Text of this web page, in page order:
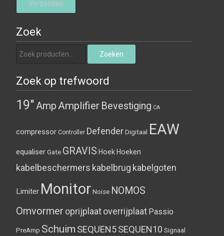
Zoek
Zoeken naar: Zoeken
Zoek op trefwoord
19"AmpAmplifier Bevestiging CA
compressor Controller Defender Digitaal EAW
equaliser Gate GRAVIS Hoek Hoeken
kabelbeschermers kabelbrug kabelgoten
Limiter Monitor Noise NOMOS
Omvormer oprijplaatoverrijplaat Passio
PreAmp Schuim SEQUEN5SEQUEN10 Signaal